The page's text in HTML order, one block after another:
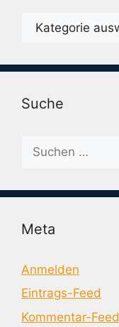
Karegorien
Suche
nach:
Meta
Anmelden
Eintrags-Feed
Kommentar-Feed